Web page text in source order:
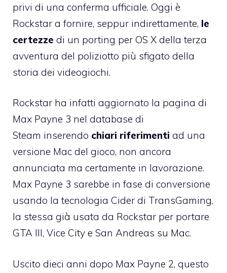
privi di una conferma ufficiale. Oggi è
Rockstar a fornire, seppur indirettamente, le
certezze di un porting per OS X della terza
avventura del poliziotto più sfigato della
storia dei videogiochi.
Rockstar ha infatti aggiornato la pagina di
Max Payne 3 nel database di
Steam inserendo chiari riferimenti ad una
versione Mac del gioco, non ancora
annunciata ma certamente in lavorazione.
Max Payne 3 sarebbe in fase di conversione
usando la tecnologia Cider di TransGaming,
la stessa già usata da Rockstar per portare
GTA III, Vice City e San Andreas su Mac.
Uscito dieci anni dopo Max Payne 2, questo